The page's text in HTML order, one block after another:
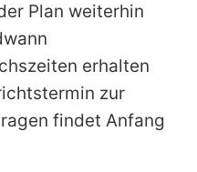
Plan weiterhin
erhalten
zur
findet Anfang